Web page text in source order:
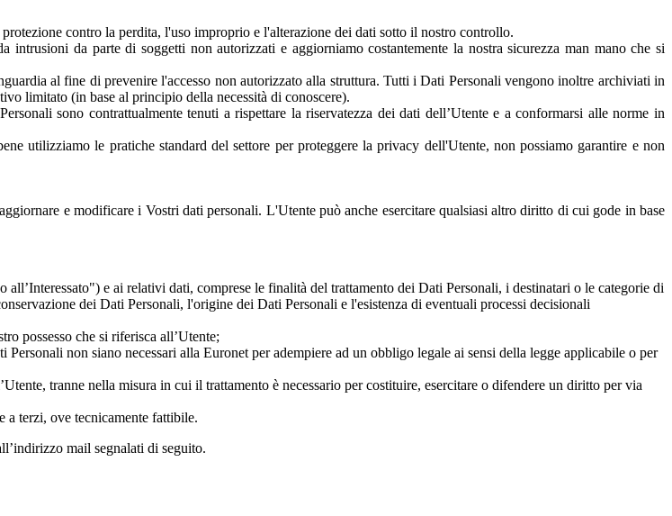
contro la perdita, l'uso improprio e l'alterazione dei dati sotto il nostro controllo.
da parte di soggetti non autorizzati e aggiorniamo costantemente la nostra sicurezza man mano che si
al fine di prevenire l'accesso non autorizzato alla struttura. Tutti i Dati Personali vengono inoltre archiviati in
limitato (in base al principio della necessità di conoscere).
sono contrattualmente tenuti a rispettare la riservatezza dei dati dell’Utente e a conformarsi alle norme in
utilizziamo le pratiche standard del settore per proteggere la privacy dell'Utente, non possiamo garantire e non
e modificare i Vostri dati personali. L'Utente può anche esercitare qualsiasi altro diritto di cui gode in base
e ai relativi dati, comprese le finalità del trattamento dei Dati Personali, i destinatari o le categorie di
dei Dati Personali, l'origine dei Dati Personali e l'esistenza di eventuali processi decisionali
possesso che si riferisca all’Utente;
non siano necessari alla Euronet per adempiere ad un obbligo legale ai sensi della legge applicabile o per
tranne nella misura in cui il trattamento è necessario per costituire, esercitare o difendere un diritto per via
a terzi, ove tecnicamente fattibile.
mail segnalati di seguito.